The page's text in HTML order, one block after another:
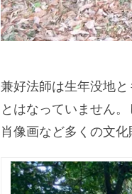
兼好法師は生年没地
とはなっていません
肖像画など多くの文化